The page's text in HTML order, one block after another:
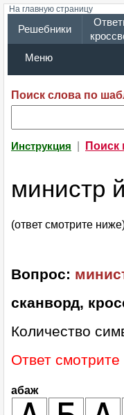
На главную страницу
Решебники
Меню
Поиск слова по
Инструкция Поиск
министр
(ответ смотрите
Вопрос:
сканворд,
Количество
Ответ
абаж